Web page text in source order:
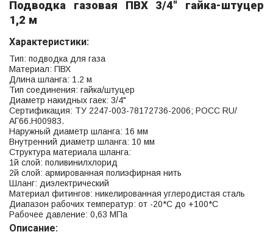
Подводка газовая ПВХ 3/4" гайка-штуцер
1,2 м
Характеристики:
Тип: подводка для газа
Материал: ПВХ
Длина шланга: 1.2 м
Тип соединения: гайка/штуцер
Диаметр накидных гаек: 3/4"
Сертификация: ТУ 2247-003-78172736-2006; РОСС RU/
АГ66.Н00983.
Наружный диаметр шланга: 16 мм
Внутренний диаметр шланга: 10 мм
Структура материала шланга:
1й слой: поливинилхлорид
2й слой: армированная полиэфирная нить
Шланг: диэлектрический
Материал фитингов: никелированная углеродистая сталь
Диапазон рабочих температур: от -20*С до +100*С
Рабочее давление: 0,63 МПа
Описание: